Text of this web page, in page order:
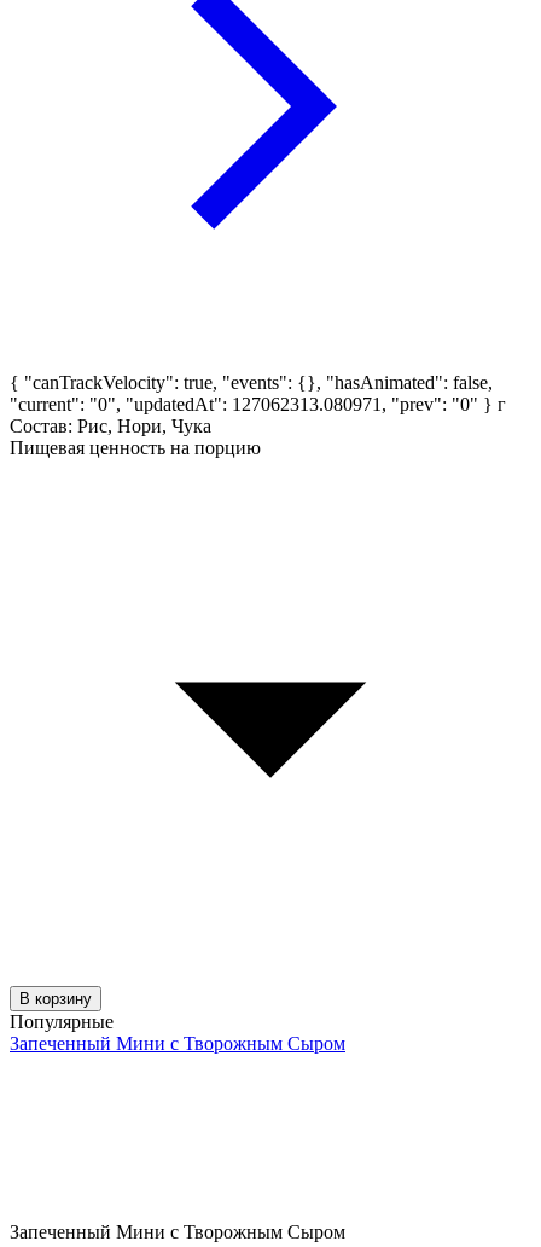
{ "canTrackVelocity": true, "events": {}, "hasAnimated": false,
"current": "0", "updatedAt": 127062313.080971, "prev": "0" } г
Состав: Рис, Нори, Чука
Пищевая ценность на порцию
В корзину
Популярные
Запеченный Мини с Творожным Сыром
Запеченный Мини с Творожным Сыром